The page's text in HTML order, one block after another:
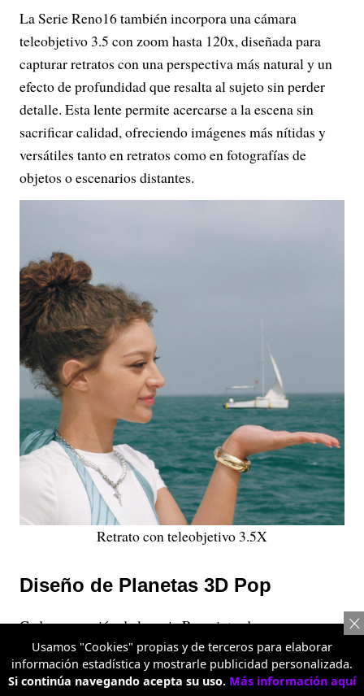
La Serie Reno16 también incorpora una cámara
teleobjetivo 3.5 con zoom hasta 120x, diseñada para
capturar retratos con una perspectiva más natural y un
efecto de profundidad que resalta al sujeto sin perder
detalle. Esta lente permite acercarse a la escena sin
sacrificar calidad, ofreciendo imágenes más nítidas y
versátiles tanto en retratos como en fotografías de
objetos o escenarios distantes.
Retrato con teleobjetivo 3.5X
Diseño de Planetas 3D Pop
Cada generación de la serie Reno introduce una nueva
identidad de diseño, y la Serie Reno16 no fue la
excepción. El color más distintivo es el Blanco Cósmico
Usamos "Cookies" propias y de terceros para elaborar
información estadística y mostrarle publicidad personalizada.
Si continúa navegando acepta su uso. Más información aquí